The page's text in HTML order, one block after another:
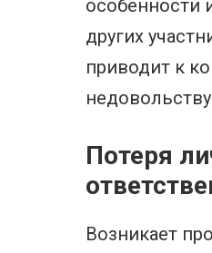
особенности
других
приводит к
Потеря
Возникает